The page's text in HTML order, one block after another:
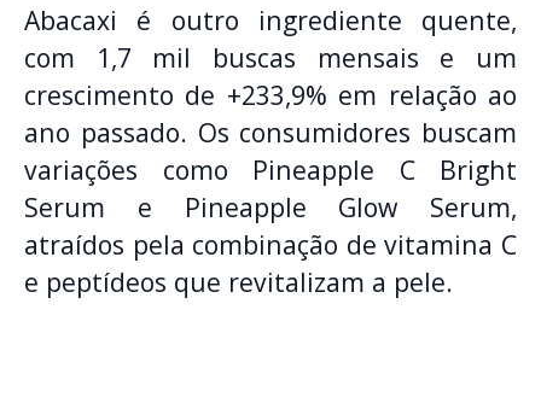
Abacaxi é outro ingrediente quente,
com 1,7 mil buscas mensais e um
crescimento de +233,9% em relação ao
ano passado. Os consumidores buscam
variações como Pineapple C Bright
Serum e Pineapple Glow Serum,
atraídos pela combinação de vitamina C
e peptídeos que revitalizam a pele.